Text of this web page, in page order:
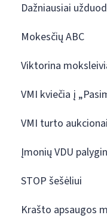
Dažniausiai
Mokesčių ABC
Viktorina
VMI kviečia į
VMI turto aukcionai
Įmonių VDU
STOP šešėliui
Krašto apsaugos